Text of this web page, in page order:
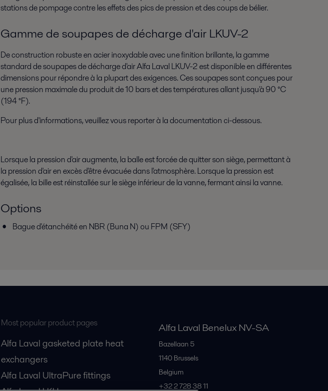
stations de pompage contre les effets des pics de pression et des coups de bélier.
Gamme de soupapes de décharge d'air LKUV-2
De construction robuste en acier inoxydable avec une finition brillante, la gamme
standard de soupapes de décharge d'air Alfa Laval LKUV-2 est disponible en différentes
dimensions pour répondre à la plupart des exigences. Ces soupapes sont conçues pour
une pression maximale du produit de 10 bars et des températures allant jusqu'à 90 °C
(194 °F).
Pour plus d'informations, veuillez vous reporter à la documentation ci-dessous.
Lorsque la pression d'air augmente, la balle est forcée de quitter son siège, permettant à
la pression d'air en excès d'être évacuée dans l'atmosphère. Lorsque la pression est
égalisée, la bille est réinstallée sur le siège inférieur de la vanne, fermant ainsi la vanne.
Options
Bague d'étanchéité en NBR (Buna N) ou FPM (SFY)
Most popular product pages
Alfa Laval gasketed plate heat
exchangers
Alfa Laval UltraPure fittings
Alfa Laval Benelux NV-SA
Bazellaan 5
1140 Brussels
Belgium
+32 2 728 38 11